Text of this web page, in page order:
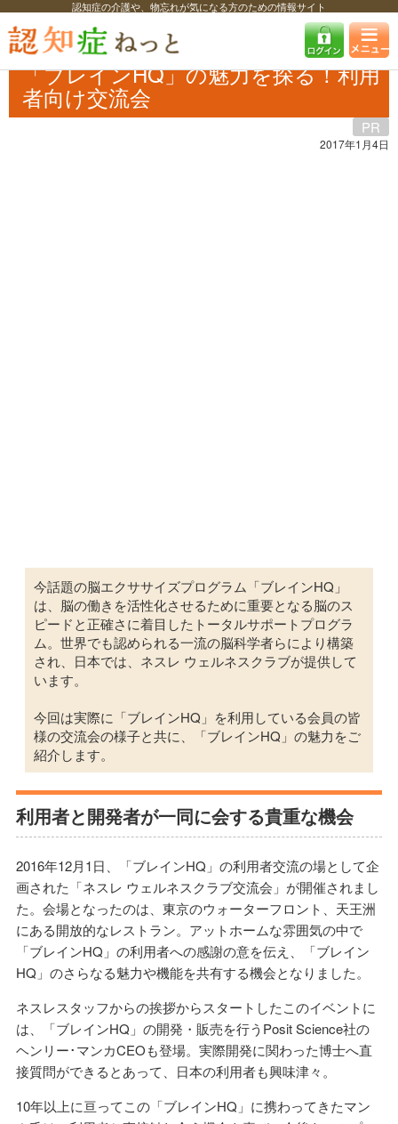
認知症の介護や、物忘れが気になる方のための情報サイト
認知症ねっと 特集・コラム・インタビュー タイアップ
「ブレイン
HQ」の魅力を探る！利用者向け交流会
「ブレインHQ」の魅力を探る！利用
者向け交流会
PR
2017年1月4日
今話題の脳エクササイズプログラム「ブレインHQ」
は、脳の働きを活性化させるために重要となる脳のス
ピードと正確さに着目したトータルサポートプログラ
ム。世界でも認められる一流の脳科学者らにより構築
され、日本では、ネスレ ウェルネスクラブが提供して
います。
今回は実際に「ブレインHQ」を利用している会員の皆
様の交流会の様子と共に、「ブレインHQ」の魅力をご
紹介します。
利用者と開発者が一同に会する貴重な機会
2016年12月1日、「ブレインHQ」の利用者交流の場として企
画された「ネスレ ウェルネスクラブ交流会」が開催されまし
た。会場となったのは、東京のウォーターフロント、天王洲
にある開放的なレストラン。アットホームな雰囲気の中で
「ブレインHQ」の利用者への感謝の意を伝え、「ブレイン
HQ」のさらなる魅力や機能を共有する機会となりました。
ネスレスタッフからの挨拶からスタートしたこのイベントに
は、「ブレインHQ」の開発・販売を行うPosit Science社の
ヘンリー･マンカCEOも登場。実際開発に関わった博士へ直
接質問ができるとあって、日本の利用者も興味津々。
10年以上に亘ってこの「ブレインHQ」に携わってきたマン